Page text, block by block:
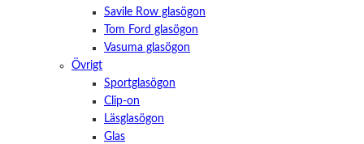
Savile Row glasögon
Tom Ford glasögon
Vasuma glasögon
Övrigt
Sportglasögon
Clip-on
Läsglasögon
Glas